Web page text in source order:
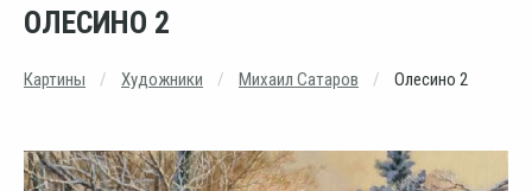
ОЛЕСИНО 2
Картины Художники Михаил Сатаров Олесино 2